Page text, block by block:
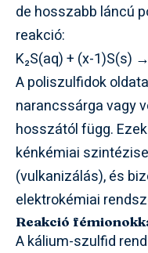
de hosszabb láncú
reakció:
K₂S(aq) + (x-1)S(s)
A poliszulfidok
narancssárga vagy
hosszától függ.
kénkémiai
(vulkanizálás), és
elektrokémiai
Reakció
A kálium-szulfid